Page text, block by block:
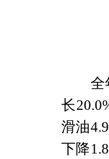
全
长
滑油4.9
下降